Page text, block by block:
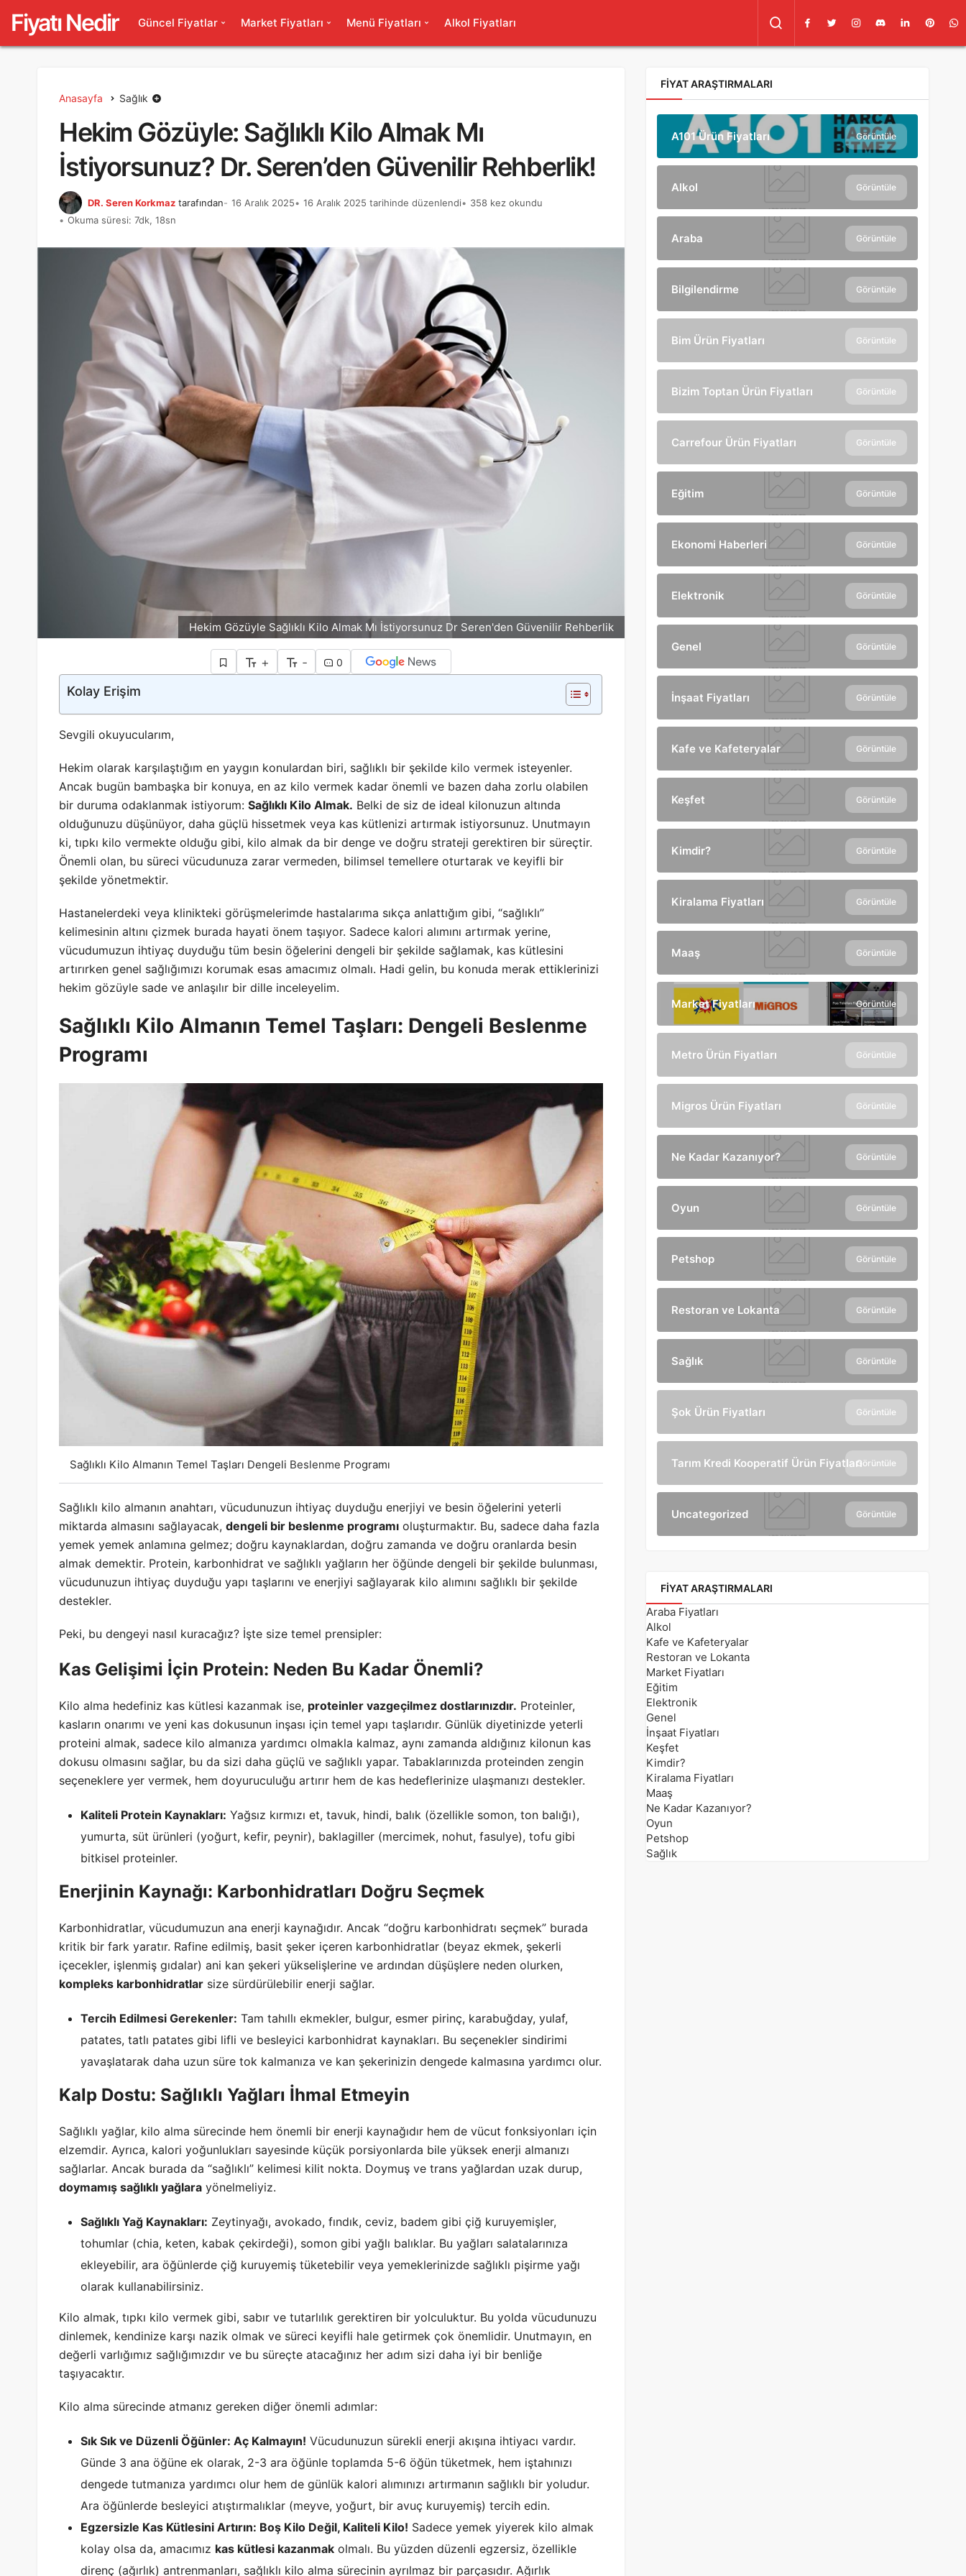
Fiyatı Nedir Güncel Fiyatlar Market Fiyatları Menü Fiyatları Alkol Fiyatları
Anasayfa Sağlık
Hekim Gözüyle: Sağlıklı Kilo Almak Mı
İstiyorsunuz? Dr. Seren’den Güvenilir Rehberlik!
DR. Seren Korkmaz tarafından 16 Aralık 2025 16 Aralık 2025 tarihinde düzenlendi
358 kez okundu
Okuma süresi: 7dk, 18sn
Hekim Gözüyle Sağlıklı Kilo Almak Mı İstiyorsunuz Dr Seren'den Güvenilir Rehberlik
+ - 0
Kolay Erişim
Sevgili okuyucularım,
Hekim olarak karşılaştığım en yaygın konulardan biri, sağlıklı bir şekilde kilo vermek isteyenler.
Ancak bugün bambaşka bir konuya, en az kilo vermek kadar önemli ve bazen daha zorlu olabilen
bir duruma odaklanmak istiyorum: Sağlıklı Kilo Almak. Belki de siz de ideal kilonuzun altında
olduğunuzu düşünüyor, daha güçlü hissetmek veya kas kütlenizi artırmak istiyorsunuz. Unutmayın
ki, tıpkı kilo vermekte olduğu gibi, kilo almak da bir denge ve doğru strateji gerektiren bir süreçtir.
Önemli olan, bu süreci vücudunuza zarar vermeden, bilimsel temellere oturtarak ve keyifli bir
şekilde yönetmektir.
Hastanelerdeki veya klinikteki görüşmelerimde hastalarıma sıkça anlattığım gibi, “sağlıklı”
kelimesinin altını çizmek burada hayati önem taşıyor. Sadece kalori alımını artırmak yerine,
vücudumuzun ihtiyaç duyduğu tüm besin öğelerini dengeli bir şekilde sağlamak, kas kütlesini
artırırken genel sağlığımızı korumak esas amacımız olmalı. Hadi gelin, bu konuda merak ettiklerinizi
hekim gözüyle sade ve anlaşılır bir dille inceleyelim.
Sağlıklı Kilo Almanın Temel Taşları: Dengeli Beslenme
Programı
Sağlıklı Kilo Almanın Temel Taşları Dengeli Beslenme Programı
Sağlıklı kilo almanın anahtarı, vücudunuzun ihtiyaç duyduğu enerjiyi ve besin öğelerini yeterli
miktarda almasını sağlayacak, dengeli bir beslenme programı oluşturmaktır. Bu, sadece daha fazla
yemek yemek anlamına gelmez; doğru kaynaklardan, doğru zamanda ve doğru oranlarda besin
almak demektir. Protein, karbonhidrat ve sağlıklı yağların her öğünde dengeli bir şekilde bulunması,
vücudunuzun ihtiyaç duyduğu yapı taşlarını ve enerjiyi sağlayarak kilo alımını sağlıklı bir şekilde
destekler.
Peki, bu dengeyi nasıl kuracağız? İşte size temel prensipler:
Kas Gelişimi İçin Protein: Neden Bu Kadar Önemli?
Kilo alma hedefiniz kas kütlesi kazanmak ise, proteinler vazgeçilmez dostlarınızdır. Proteinler,
kasların onarımı ve yeni kas dokusunun inşası için temel yapı taşlarıdır. Günlük diyetinizde yeterli
proteini almak, sadece kilo almanıza yardımcı olmakla kalmaz, aynı zamanda aldığınız kilonun kas
dokusu olmasını sağlar, bu da sizi daha güçlü ve sağlıklı yapar. Tabaklarınızda proteinden zengin
seçeneklere yer vermek, hem doyuruculuğu artırır hem de kas hedeflerinize ulaşmanızı destekler.
Kaliteli Protein Kaynakları: Yağsız kırmızı et, tavuk, hindi, balık (özellikle somon, ton balığı),
yumurta, süt ürünleri (yoğurt, kefir, peynir), baklagiller (mercimek, nohut, fasulye), tofu gibi
bitkisel proteinler.
Enerjinin Kaynağı: Karbonhidratları Doğru Seçmek
Karbonhidratlar, vücudumuzun ana enerji kaynağıdır. Ancak “doğru karbonhidratı seçmek” burada
kritik bir fark yaratır. Rafine edilmiş, basit şeker içeren karbonhidratlar (beyaz ekmek, şekerli
içecekler, işlenmiş gıdalar) ani kan şekeri yükselişlerine ve ardından düşüşlere neden olurken,
kompleks karbonhidratlar size sürdürülebilir enerji sağlar.
Tercih Edilmesi Gerekenler: Tam tahıllı ekmekler, bulgur, esmer pirinç, karabuğday, yulaf,
patates, tatlı patates gibi lifli ve besleyici karbonhidrat kaynakları. Bu seçenekler sindirimi
yavaşlatarak daha uzun süre tok kalmanıza ve kan şekerinizin dengede kalmasına yardımcı olur.
Kalp Dostu: Sağlıklı Yağları İhmal Etmeyin
Sağlıklı yağlar, kilo alma sürecinde hem önemli bir enerji kaynağıdır hem de vücut fonksiyonları için
elzemdir. Ayrıca, kalori yoğunlukları sayesinde küçük porsiyonlarda bile yüksek enerji almanızı
sağlarlar. Ancak burada da “sağlıklı” kelimesi kilit nokta. Doymuş ve trans yağlardan uzak durup,
doymamış sağlıklı yağlara yönelmeliyiz.
Sağlıklı Yağ Kaynakları: Zeytinyağı, avokado, fındık, ceviz, badem gibi çiğ kuruyemişler,
tohumlar (chia, keten, kabak çekirdeği), somon gibi yağlı balıklar. Bu yağları salatalarınıza
ekleyebilir, ara öğünlerde çiğ kuruyemiş tüketebilir veya yemeklerinizde sağlıklı pişirme yağı
olarak kullanabilirsiniz.
Kilo almak, tıpkı kilo vermek gibi, sabır ve tutarlılık gerektiren bir yolculuktur. Bu yolda vücudunuzu
dinlemek, kendinize karşı nazik olmak ve süreci keyifli hale getirmek çok önemlidir. Unutmayın, en
değerli varlığımız sağlığımızdır ve bu süreçte atacağınız her adım sizi daha iyi bir benliğe
taşıyacaktır.
Kilo alma sürecinde atmanız gereken diğer önemli adımlar:
Sık Sık ve Düzenli Öğünler: Aç Kalmayın! Vücudunuzun sürekli enerji akışına ihtiyacı vardır.
Günde 3 ana öğüne ek olarak, 2-3 ara öğünle toplamda 5-6 öğün tüketmek, hem iştahınızı
dengede tutmanıza yardımcı olur hem de günlük kalori alımınızı artırmanın sağlıklı bir yoludur.
Ara öğünlerde besleyici atıştırmalıklar (meyve, yoğurt, bir avuç kuruyemiş) tercih edin.
Egzersizle Kas Kütlesini Artırın: Boş Kilo Değil, Kaliteli Kilo! Sadece yemek yiyerek kilo almak
kolay olsa da, amacımız kas kütlesi kazanmak olmalı. Bu yüzden düzenli egzersiz, özellikle
direnç (ağırlık) antrenmanları, sağlıklı kilo alma sürecinin ayrılmaz bir parçasıdır. Ağırlık
FIYAT ARAŞTIRMALARI
A101 Ürün Fiyatları Görüntüle
Alkol Görüntüle
Araba Görüntüle
Bilgilendirme Görüntüle
Bim Ürün Fiyatları Görüntüle
Bizim Toptan Ürün Fiyatları Görüntüle
Carrefour Ürün Fiyatları Görüntüle
Eğitim Görüntüle
Ekonomi Haberleri Görüntüle
Elektronik Görüntüle
Genel Görüntüle
İnşaat Fiyatları Görüntüle
Kafe ve Kafeteryalar Görüntüle
Keşfet Görüntüle
Kimdir? Görüntüle
Kiralama Fiyatları Görüntüle
Maaş Görüntüle
Market Fiyatları Görüntüle
Metro Ürün Fiyatları Görüntüle
Migros Ürün Fiyatları Görüntüle
Ne Kadar Kazanıyor? Görüntüle
Oyun Görüntüle
Petshop Görüntüle
Restoran ve Lokanta Görüntüle
Sağlık Görüntüle
Şok Ürün Fiyatları Görüntüle
Tarım Kredi Kooperatif Ürün FiyatlarıGörüntüle
Uncategorized Görüntüle
FIYAT ARAŞTIRMALARI
Araba Fiyatları
Alkol
Kafe ve Kafeteryalar
Restoran ve Lokanta
Market Fiyatları
Eğitim
Elektronik
Genel
İnşaat Fiyatları
Keşfet
Kimdir?
Kiralama Fiyatları
Maaş
Ne Kadar Kazanıyor?
Oyun
Petshop
Sağlık